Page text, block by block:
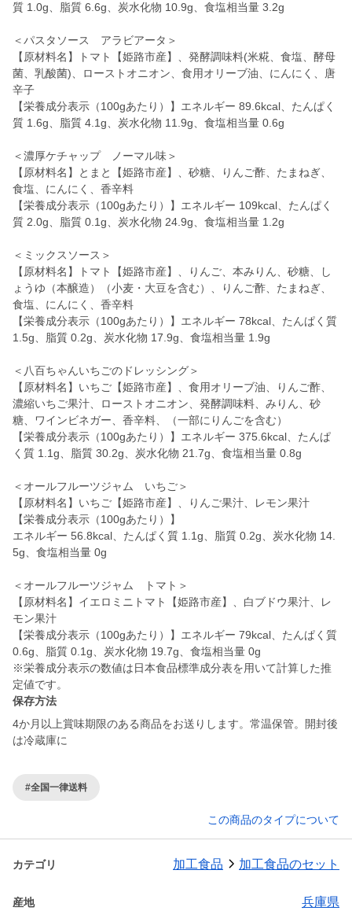
質 1.0g、脂質 6.6g、炭水化物 10.9g、食塩相当量 3.2g
＜パスタソース アラビアータ＞
【原材料名】トマト【姫路市産】、発酵調味料(米糀、食塩、酵母
菌、乳酸菌)、ローストオニオン、食用オリーブ油、にんにく、唐
辛子
【栄養成分表示（100gあたり）】エネルギー 89.6kcal、たんぱく
質 1.6g、脂質 4.1g、炭水化物 11.9g、食塩相当量 0.6g
＜濃厚ケチャップ ノーマル味＞
【原材料名】とまと【姫路市産】、砂糖、りんご酢、たまねぎ、
食塩、にんにく、香辛料
【栄養成分表示（100gあたり）】エネルギー 109kcal、たんぱく
質 2.0g、脂質 0.1g、炭水化物 24.9g、食塩相当量 1.2g
＜ミックスソース＞
【原材料名】トマト【姫路市産】、りんご、本みりん、砂糖、し
ょうゆ（本醸造）（小麦・大豆を含む）、りんご酢、たまねぎ、
食塩、にんにく、香辛料
【栄養成分表示（100gあたり）】エネルギー 78kcal、たんぱく質
1.5g、脂質 0.2g、炭水化物 17.9g、食塩相当量 1.9g
＜八百ちゃんいちごのドレッシング＞
【原材料名】いちご【姫路市産】、食用オリーブ油、りんご酢、
濃縮いちご果汁、ローストオニオン、発酵調味料、みりん、砂
糖、ワインビネガー、香辛料、（一部にりんごを含む）
【栄養成分表示（100gあたり）】エネルギー 375.6kcal、たんぱ
く質 1.1g、脂質 30.2g、炭水化物 21.7g、食塩相当量 0.8g
＜オールフルーツジャム いちご＞
【原材料名】いちご【姫路市産】、りんご果汁、レモン果汁
【栄養成分表示（100gあたり）】
エネルギー 56.8kcal、たんぱく質 1.1g、脂質 0.2g、炭水化物 14.
5g、食塩相当量 0g
＜オールフルーツジャム トマト＞
【原材料名】イエロミニトマト【姫路市産】、白ブドウ果汁、レ
モン果汁
【栄養成分表示（100gあたり）】エネルギー 79kcal、たんぱく質
0.6g、脂質 0.1g、炭水化物 19.7g、食塩相当量 0g
※栄養成分表示の数値は日本食品標準成分表を用いて計算した推
定値です。
保存方法
4か月以上賞味期限のある商品をお送りします。常温保管。開封後
は冷蔵庫に
#全国一律送料
この商品のタイプについて
カテゴリ 加工食品 加工食品のセット
産地 兵庫県